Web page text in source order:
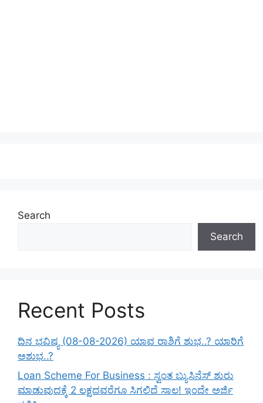
Search
Search
Recent Posts
ದಿನ ಭವಿಷ್ಯ (08-08-2026) ಯಾವ ರಾಶಿಗೆ ಶುಭ..? ಯಾರಿಗೆ
ಅಶುಭ..?
Loan Scheme For Business : ಸ್ವಂತ ಬ್ಯುಸಿನೆಸ್ ಶುರು
ಮಾಡುವುದಕ್ಕೆ 2 ಲಕ್ಷದವರೆಗೂ ಸಿಗಲಿದೆ ಸಾಲ! ಇಂದೇ ಅರ್ಜಿ